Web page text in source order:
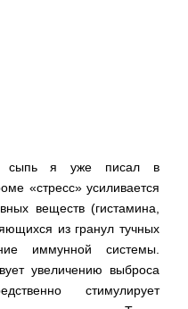
сыпь я уже писал в
«стресс» усиливается
веществ (гистамина,
из гранул тучных
иммунной системы.
увеличению выброса
стимулирует